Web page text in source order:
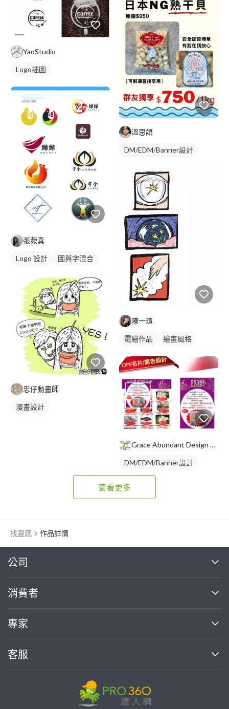
YaoStudio
Logo插圖
張菀真
Logo 設計
圖與字混合
忠仔動畫師
漫畫設計
溫思語
DM/EDM/Banner設計
陳一瑄
電繪作品
繪畫風格
Grace Abundant Design 祝福工坊
DM/EDM/Banner設計
查看更多
找靈感 作品詳情
公司
關於我們
部落格
加入我們
消費者
買服務
熱門服務
專家
案件中心
客服
繼續完成